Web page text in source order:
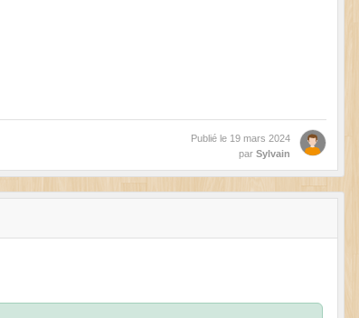
Publié le 19 mars 2024
par Sylvain